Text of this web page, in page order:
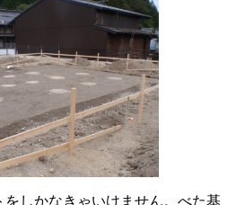
しかなきゃいけません。べた基